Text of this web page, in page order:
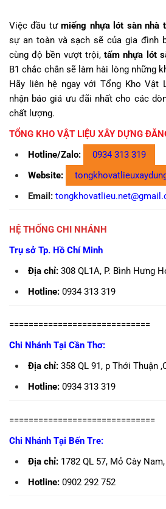
Việc đầu tưmiếng nhựa lót sàn nhà
sự an toàn và sạch sẽ của gia đình
cùng độ bền vượt trội,tấm nhựa lót
B1 chắc chắn sẽ làm hài lòng những
Hãy liên hệ ngay với Tổng Kho Vật
nhận báo giá ưu đãi nhất cho các
chất lượng.
TỔNG KHO VẬT LIỆU XÂY DỰNG
Hotline/Zalo:
0934 313 319
Website:
Email:
HỆ THỐNG CHI NHÁNH
Trụ sở Tp. Hồ Chí Minh
Địa chỉ: 308 QL1A, P. Bình Hưng
Hotline: 0934 313 319
=============================
Chi Nhánh Tại Cần Thơ:
Địa chỉ: 358 QL 91, p Thới Thuận
Hotline: 0934 313 319
==============================
Chi Nhánh Tại Bến Tre:
Địa chỉ: 1782 QL 57, Mỏ Cày
Hotline: 0902 292 752